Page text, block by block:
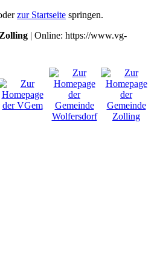
zur Startseite springen.
| Online: https://www.vg-